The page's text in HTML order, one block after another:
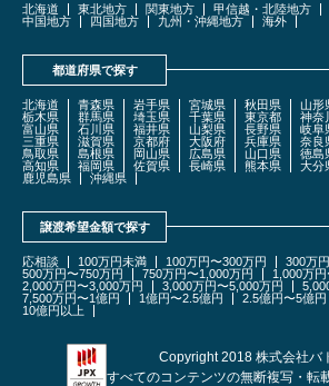
北海道 東北地方 関東地方 甲信越・北陸地方
中国地方
四国地方 九州・沖縄地方 海外
都道府県で探す
北海道 青森県 岩手県 宮城県 秋田県 山形
栃木県
群馬県 埼玉県 千葉県 東京都 神奈
富山県
石川県 福井県 山梨県 長野県 岐阜
三重県
滋賀県 京都府 大阪府 兵庫県 奈良
鳥取県
島根県 岡山県 広島県 山口県 徳島
高知県
福岡県 佐賀県 長崎県 熊本県 大分
鹿児島県
沖縄県
譲渡希望金額で探す
応相談 100万円未満 100万円〜300万円
300万
500万円〜750万円
750万円〜1,000万円
1,000万
2,000万円〜3,000万円
3,000万円〜5,000万円
7,500万円〜1億円
1億円〜2.5億円 2.5億円〜5億円
10億円以上
Copyright 2018 株式会社バ
すべてのコンテンツの無断複写・転